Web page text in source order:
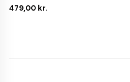
479,00 kr.